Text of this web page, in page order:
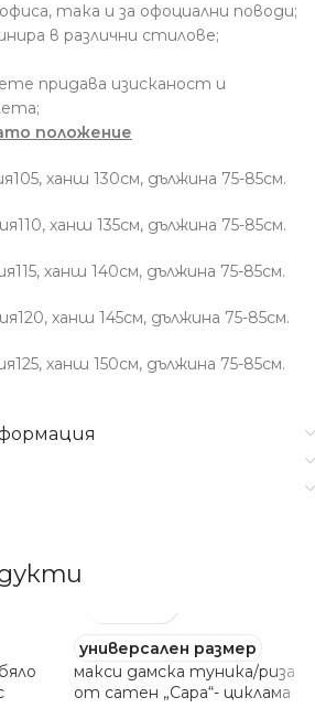
така и за офоциални поводи;
в различни стилове;
придава изисканост и
положение
ханш 130см, дължина 75-85см.
ханш 135см, дължина 75-85см.
ханш 140см, дължина 75-85см.
ханш 145см, дължина 75-85см.
ханш 150см, дължина 75-85см.
универсален размер
макси дамска туника/риза
от сатен „Сара“- циклама